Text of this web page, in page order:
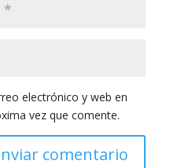
electrónico y web en
vez que comente.